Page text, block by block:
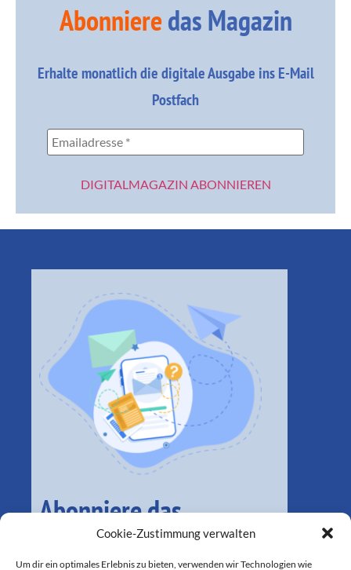
Cookie-Zustimmung verwalten
Um dir ein optimales Erlebnis zu bieten, verwenden wir Technologien wie
Abonnieredas Magazin
Erhalte monatlich die digitale Ausgabe ins E-Mail
Postfach
Abonniere das
monatliche Magazin